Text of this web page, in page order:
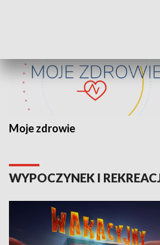
Moje zdrowie
WYPOCZYNEK I